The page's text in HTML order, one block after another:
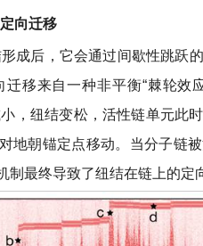
向迁移
成后，它会通过间歇性跳跃
移来自一种非平衡“棘轮效
，纽结变松，活性链单元此
地朝锚定点移动。当分子链
制最终导致了纽结在链上的定